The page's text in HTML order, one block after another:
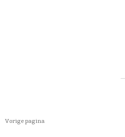
Vorige pagina